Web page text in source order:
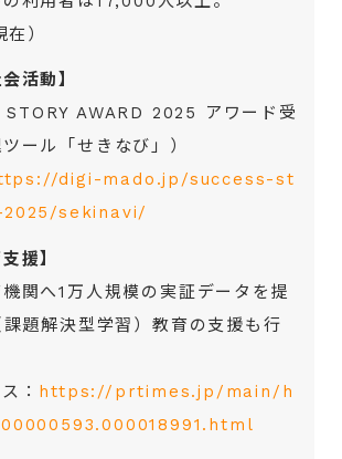
）
活動】
STORY AWARD 2025 アワード受
ール「せきなび」）
digi-mado.jp/success-st
sekinavi/
援】
関へ1万人規模の実証データを提
題解決型学習）教育の支援も行
： https://prtimes.jp/main/h